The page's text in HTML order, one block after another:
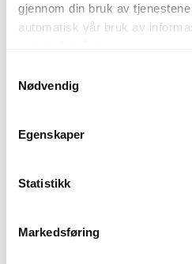
gjennom din bruk av
automatisk vår bruk av
Nødvendig
Egenskaper
Statistikk
Markedsføring
BÆREPOSE PAPIR 6L